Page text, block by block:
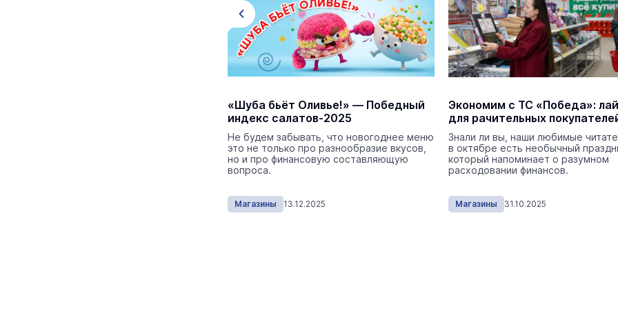
«Шуба бьёт Оливье!» — Победный
индекс салатов-2025
Не будем забывать, что новогоднее меню
это не только про разнообразие вкусов,
но и про финансовую составляющую
вопроса.
Магазины 13.12.2025
Экономим с ТС «Победа»:
для рачительных
Знали ли вы, наши любимые
в октябре есть необычный
который напоминает о разумном
расходовании финансов.
Магазины 31.10.2025
В Йошкар-Оле в
Царевококшайском Кремле
проходит военно-спортивное
многоборье